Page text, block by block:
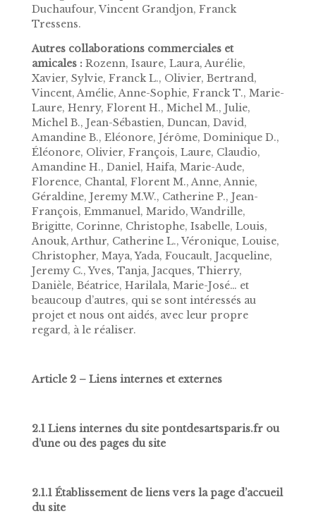
Duchaufour, Vincent Grandjon, Franck
Tressens.
Autres collaborations commerciales et
amicales : Rozenn, Isaure, Laura, Aurélie,
Xavier, Sylvie, Franck L., Olivier, Bertrand,
Vincent, Amélie, Anne-Sophie, Franck T., Marie-
Laure, Henry, Florent H., Michel M., Julie,
Michel B., Jean-Sébastien, Duncan, David,
Amandine B., Eléonore, Jérôme, Dominique D.,
Éléonore, Olivier, François, Laure, Claudio,
Amandine H., Daniel, Haifa, Marie-Aude,
Florence, Chantal, Florent M., Anne, Annie,
Géraldine, Jeremy M.W., Catherine P., Jean-
François, Emmanuel, Marido, Wandrille,
Brigitte, Corinne, Christophe, Isabelle, Louis,
Anouk, Arthur, Catherine L., Véronique, Louise,
Christopher, Maya, Yada, Foucault, Jacqueline,
Jeremy C., Yves, Tanja, Jacques, Thierry,
Danièle, Béatrice, Harilala, Marie-José… et
beaucoup d’autres, qui se sont intéressés au
projet et nous ont aidés, avec leur propre
regard, à le réaliser.
Article 2 – Liens internes et externes
2.1 Liens internes du site pontdesartsparis.fr ou
d’une ou des pages du site
2.1.1 Établissement de liens vers la page d’accueil
du site